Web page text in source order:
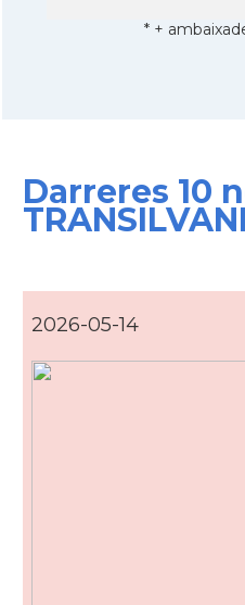
* +
Darreres 10
2026-05-14